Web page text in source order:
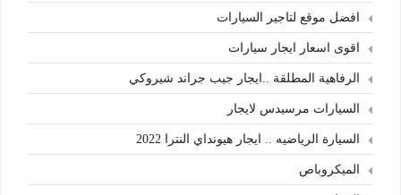
افضل موقع لتاجير السيارات
اقوى اسعار ايجار سيارات
الرفاهية المطلقة ..ايجار جيب جراند شيروكي
السيارات مرسيدس لايجار
السيارة الرياضيه .. ايجار هيونداي النترا 2022
الميكروباص